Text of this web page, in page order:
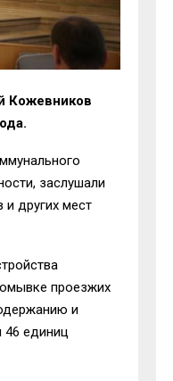
Кожевников
заслушали
и других мест
проезжих
и
46 единиц